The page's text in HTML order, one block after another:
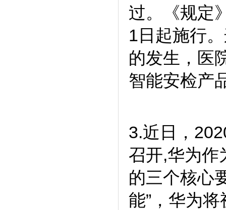
过。《规定
1日起施行
的发生，医
智能安检产
3.近日，
召开,华为作
的三个核心
能”，华为